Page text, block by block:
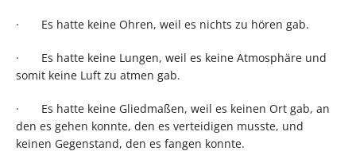
· Es hatte keine Ohren, weil es nichts zu hören gab.
· Es hatte keine Lungen, weil es keine Atmosphäre und
somit keine Luft zu atmen gab.
· Es hatte keine Gliedmaßen, weil es keinen Ort gab, an
den es gehen konnte, den es verteidigen musste, und
keinen Gegenstand, den es fangen konnte.